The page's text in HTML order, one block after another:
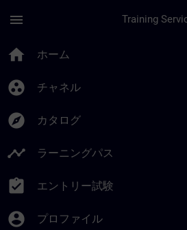
menu
home ホーム
group_work チャネル
explore カタログ
timeline ラーニングパス
assignment_turned_in エントリー試験
account_circle プロファイル